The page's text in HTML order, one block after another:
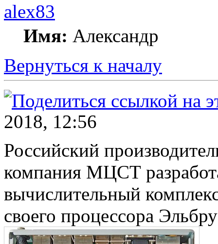
alex83
Имя: Александр
Вернуться к началу
2018, 12:56
Российский
компания МЦСТ
вычислительный
своего процессора